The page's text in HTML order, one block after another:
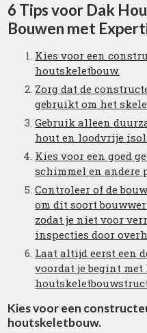
6 Tips voor Dak
Bouwen met
Kies voor een
houtskeletbouw.
Zorg dat de
gebruikt om het
Gebruik alleen
hout en loodvrije
Kies voor een goed
schimmel en andere
Controleer of de
om dit soort
zodat je niet voor
inspecties door
Laat altijd eerst een
voordat je begint
Kies voor een
houtskeletbouw.